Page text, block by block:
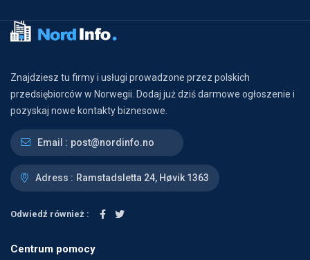
Znajdziesz tu firmy i usługi prowadzone przez polskich
przedsiębiorców w Norwegii. Dodaj już dziś darmowe ogłoszenie i
pozyskaj nowe kontakty biznesowe.
Email : post@nordinfo.no
Adress : Ramstadsletta 24, Høvik 1363
Odwiedź również :
Centrum pomocy